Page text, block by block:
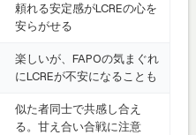
頼れる安定感がLCREの心を
安らがせる
楽しいが、FAPOの気まぐれ
にLCREが不安になることも
似た者同士で共感し合え
る。甘え合い合戦に注意